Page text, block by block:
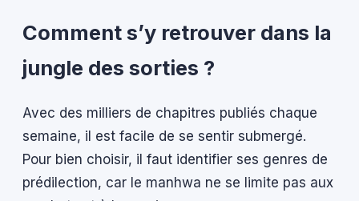
Comment s’y retrouver dans la
jungle des sorties ?
Avec des milliers de chapitres publiés chaque
semaine, il est facile de se sentir submergé.
Pour bien choisir, il faut identifier ses genres de
prédilection, car le manhwa ne se limite pas aux